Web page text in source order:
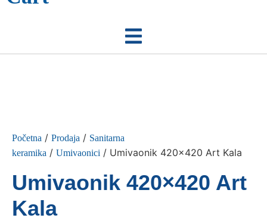
Početna / Prodaja / Sanitarna
keramika / Umivaonici / Umivaonik 420×420 Art Kala
Umivaonik 420×420 Art
Kala